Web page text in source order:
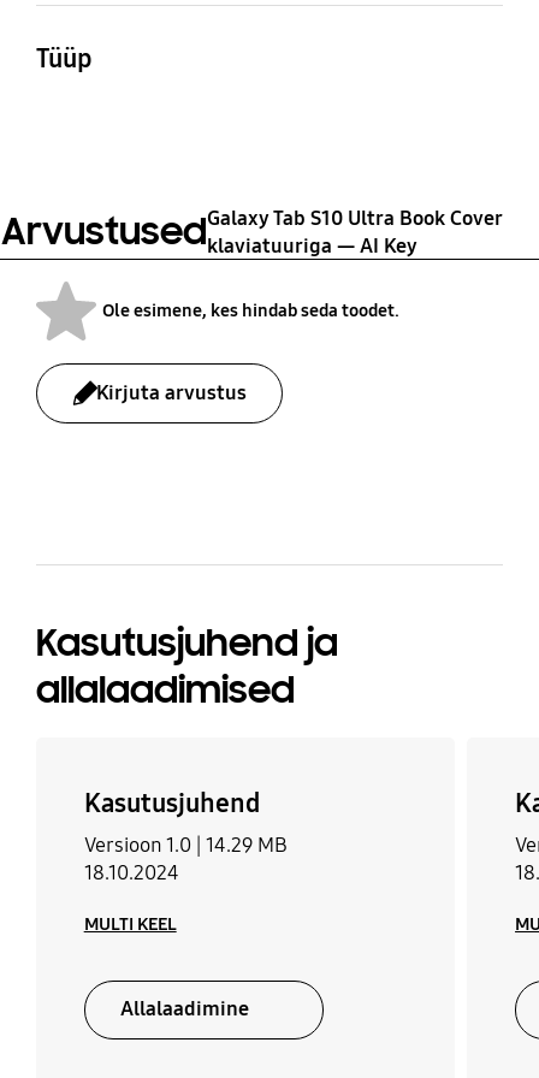
Puuteplaat,
Touch Pad
216.5x327x13.9 mm
Tüüp
ArvustusedGalaxy Tab S10 Ultra Book Cover
klaviatuuriga — AI Key
Ole esimene, kes hindab seda toodet.
Kirjuta arvustus
Kasutusjuhend ja
allalaadimised
Kasutusjuhend
Versioon 1.0 | 14.29 MB
18.10.2024
MULTI KEEL
Allalaadimine